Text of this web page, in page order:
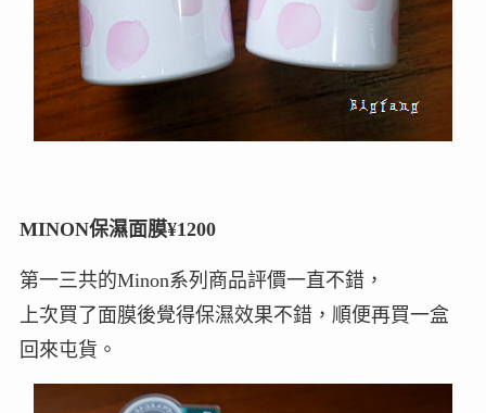
MINON保濕面膜¥1200
第一三共的Minon系列商品評價一直不錯，
上次買了面膜後覺得保濕效果不錯，順便再買一盒
回來屯貨。